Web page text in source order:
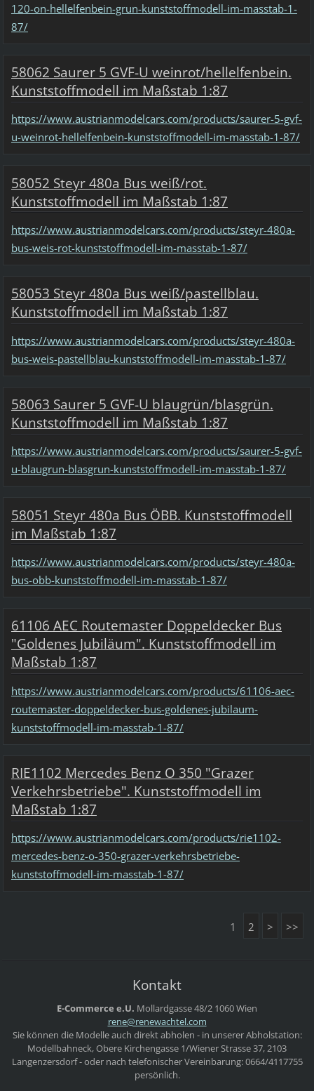
120-on-hellelfenbein-grun-kunststoffmodell-im-masstab-1-
87/
58062 Saurer 5 GVF-U weinrot/hellelfenbein.
Kunststoffmodell im Maßstab 1:87
https://www.austrianmodelcars.com/products/saurer-5-gvf-
u-weinrot-hellelfenbein-kunststoffmodell-im-masstab-1-87/
58052 Steyr 480a Bus weiß/rot.
Kunststoffmodell im Maßstab 1:87
https://www.austrianmodelcars.com/products/steyr-480a-
bus-weis-rot-kunststoffmodell-im-masstab-1-87/
58053 Steyr 480a Bus weiß/pastellblau.
Kunststoffmodell im Maßstab 1:87
https://www.austrianmodelcars.com/products/steyr-480a-
bus-weis-pastellblau-kunststoffmodell-im-masstab-1-87/
58063 Saurer 5 GVF-U blaugrün/blasgrün.
Kunststoffmodell im Maßstab 1:87
https://www.austrianmodelcars.com/products/saurer-5-gvf-
u-blaugrun-blasgrun-kunststoffmodell-im-masstab-1-87/
58051 Steyr 480a Bus ÖBB. Kunststoffmodell
im Maßstab 1:87
https://www.austrianmodelcars.com/products/steyr-480a-
bus-obb-kunststoffmodell-im-masstab-1-87/
61106 AEC Routemaster Doppeldecker Bus
"Goldenes Jubiläum". Kunststoffmodell im
Maßstab 1:87
https://www.austrianmodelcars.com/products/61106-aec-
routemaster-doppeldecker-bus-goldenes-jubilaum-
kunststoffmodell-im-masstab-1-87/
RIE1102 Mercedes Benz O 350 "Grazer
Verkehrsbetriebe". Kunststoffmodell im
Maßstab 1:87
https://www.austrianmodelcars.com/products/rie1102-
mercedes-benz-o-350-grazer-verkehrsbetriebe-
kunststoffmodell-im-masstab-1-87/
1 2 > >>
Kontakt
E-Commerce e.U. Mollardgasse 48/2 1060 Wien
rene@renewachtel.com
Sie können die Modelle auch direkt abholen - in unserer Abholstation:
Modellbahneck, Obere Kirchengasse 1/Wiener Strasse 37, 2103
Langenzersdorf - oder nach telefonischer Vereinbarung: 0664/4117755
persönlich.